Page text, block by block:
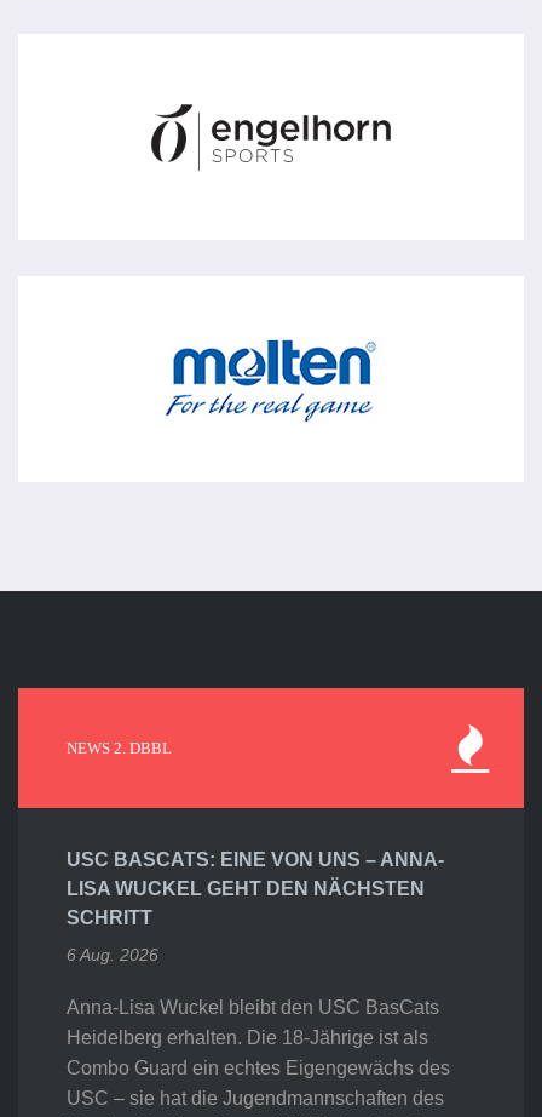
NEWS 2. DBBL
USC BASCATS: EINE VON UNS – ANNA-
LISA WUCKEL GEHT DEN NÄCHSTEN
SCHRITT
6 Aug. 2026
Anna-Lisa Wuckel bleibt den USC BasCats
Heidelberg erhalten. Die 18-Jährige ist als
Combo Guard ein echtes Eigengewächs des
USC – sie hat die Jugendmannschaften des